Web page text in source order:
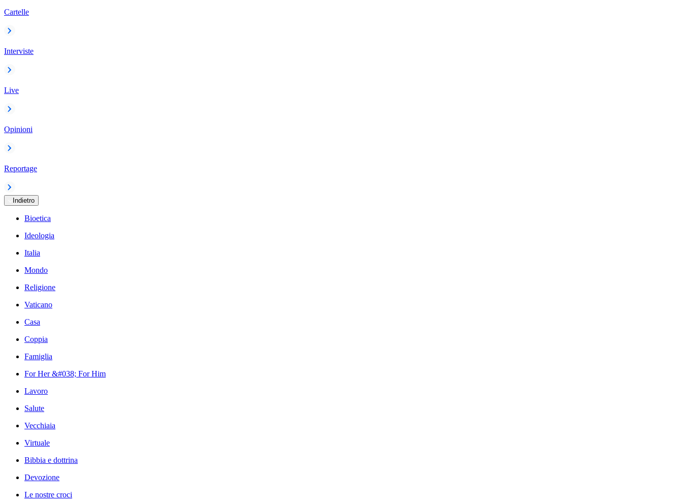
Cartelle
Interviste
Live
Opinioni
Reportage
Indietro
Bioetica
Ideologia
Italia
Mondo
Religione
Vaticano
Casa
Coppia
Famiglia
For Her &#038; For Him
Lavoro
Salute
Vecchiaia
Virtuale
Bibbia e dottrina
Devozione
Le nostre croci